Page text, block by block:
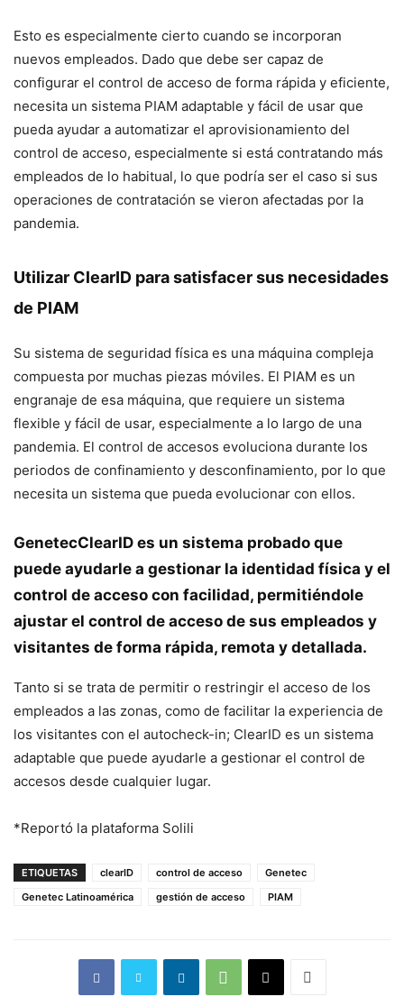
Esto es especialmente cierto cuando se incorporan
nuevos empleados. Dado que debe ser capaz de
configurar el control de acceso de forma rápida y eficiente,
necesita un sistema PIAM adaptable y fácil de usar que
pueda ayudar a automatizar el aprovisionamiento del
control de acceso, especialmente si está contratando más
empleados de lo habitual, lo que podría ser el caso si sus
operaciones de contratación se vieron afectadas por la
pandemia.
Utilizar ClearID para satisfacer sus necesidades
de PIAM
Su sistema de seguridad física es una máquina compleja
compuesta por muchas piezas móviles. El PIAM es un
engranaje de esa máquina, que requiere un sistema
flexible y fácil de usar, especialmente a lo largo de una
pandemia. El control de accesos evoluciona durante los
periodos de confinamiento y desconfinamiento, por lo que
necesita un sistema que pueda evolucionar con ellos.
GenetecClearID es un sistema probado que
puede ayudarle a gestionar la identidad física y el
control de acceso con facilidad, permitiéndole
ajustar el control de acceso de sus empleados y
visitantes de forma rápida, remota y detallada.
Tanto si se trata de permitir o restringir el acceso de los
empleados a las zonas, como de facilitar la experiencia de
los visitantes con el autocheck-in; ClearID es un sistema
adaptable que puede ayudarle a gestionar el control de
accesos desde cualquier lugar.
*Reportó la plataforma Solili
ETIQUETAS clearID control de acceso
Genetec
Genetec Latinoamérica
gestión de acceso PIAM